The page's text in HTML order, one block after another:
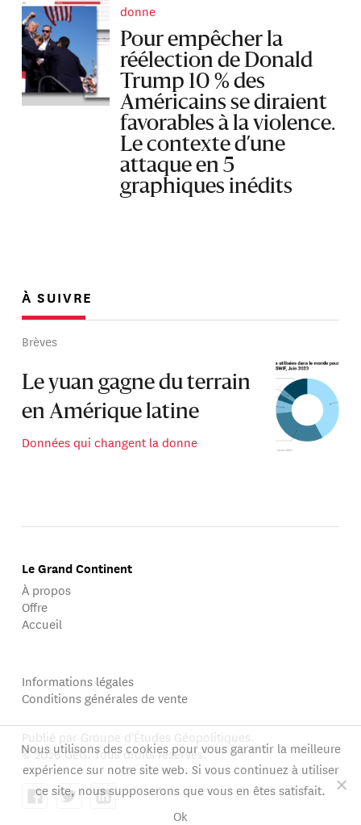
donne
Pour empêcher la
réélection de Donald
Trump 10 % des
Américains se diraient
favorables à la violence.
Le contexte d’une
attaque en 5
graphiques inédits
À SUIVRE
Brèves
Le yuan gagne du terrain
en Amérique latine
Données qui changent la donne
Le Grand Continent
À propos
Offre
Accueil
Informations légales
Conditions générales de vente
Publié par Groupe d'Études Géopolitiques.
© 2026 GEG. Tous droits réservés.
Nous utilisons des cookies pour vous garantir la meilleure
expérience sur notre site web. Si vous continuez à utiliser
ce site, nous supposerons que vous en êtes satisfait.
Ok